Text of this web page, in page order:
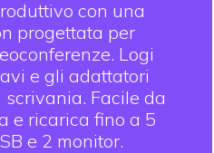
con una
progettata per
Logi
e gli adattatori
Facile da
e ricarica fino a 5
e 2 monitor.